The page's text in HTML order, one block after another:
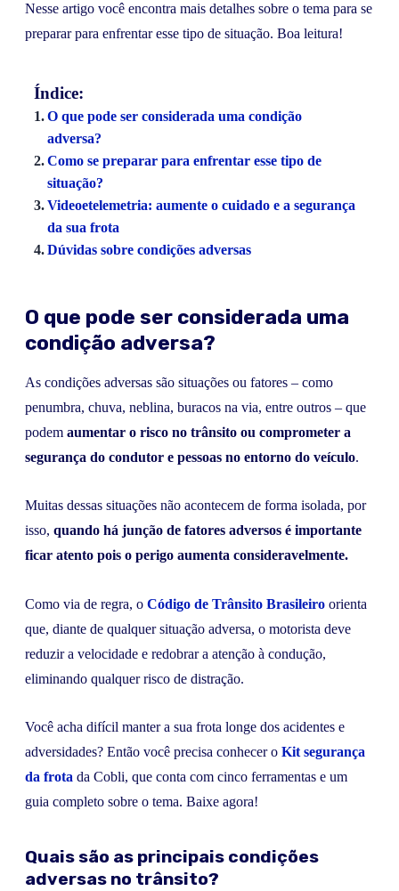
Nesse artigo você encontra mais detalhes sobre o tema para se
preparar para enfrentar esse tipo de situação. Boa leitura!
Índice:
O que pode ser considerada uma condição
adversa?
Como se preparar para enfrentar esse tipo de
situação?
Videoetelemetria: aumente o cuidado e a segurança
da sua frota
Dúvidas sobre condições adversas
O que pode ser considerada uma
condição adversa?
As condições adversas são situações ou fatores – como
penumbra, chuva, neblina, buracos na via, entre outros – que
podem aumentar o risco no trânsito ou comprometer a
segurança do condutor e pessoas no entorno do veículo.
Muitas dessas situações não acontecem de forma isolada, por
isso, quando há junção de fatores adversos é importante
ficar atento pois o perigo aumenta consideravelmente.
Como via de regra, o Código de Trânsito Brasileiro orienta
que, diante de qualquer situação adversa, o motorista deve
reduzir a velocidade e redobrar a atenção à condução,
eliminando qualquer risco de distração.
Você acha difícil manter a sua frota longe dos acidentes e
adversidades? Então você precisa conhecer o Kit segurança
da frota da Cobli, que conta com cinco ferramentas e um
guia completo sobre o tema. Baixe agora!
Quais são as principais condições
adversas no trânsito?